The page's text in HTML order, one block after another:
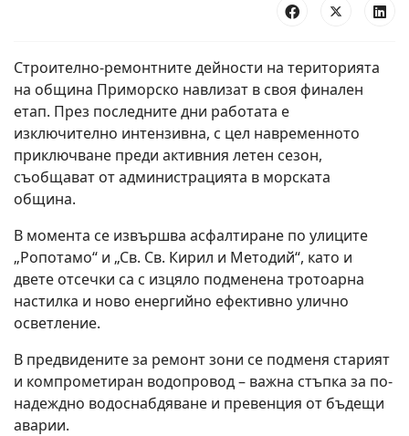
Строително-ремонтните дейности на територията
на община Приморско навлизат в своя финален
етап. През последните дни работата е
изключително интензивна, с цел навременното
приключване преди активния летен сезон,
съобщават от администрацията в морската
община.
В момента се извършва асфалтиране по улиците
„Ропотамо“ и „Св. Св. Кирил и Методий“, като и
двете отсечки са с изцяло подменена тротоарна
настилка и ново енергийно ефективно улично
осветление.
В предвидените за ремонт зони се подменя старият
и компрометиран водопровод – важна стъпка за по-
надеждно водоснабдяване и превенция от бъдещи
аварии.